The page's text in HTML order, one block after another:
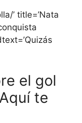
’ title=’Nata
el gol
te